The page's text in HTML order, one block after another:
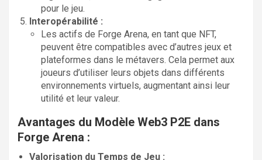
pour le jeu.
Interopérabilité :
Les actifs de Forge Arena, en tant que NFT,
peuvent être compatibles avec d’autres jeux et
plateformes dans le métavers. Cela permet aux
joueurs d’utiliser leurs objets dans différents
environnements virtuels, augmentant ainsi leur
utilité et leur valeur.
Avantages du Modèle Web3 P2E dans
Forge Arena :
Valorisation du Temps de Jeu :